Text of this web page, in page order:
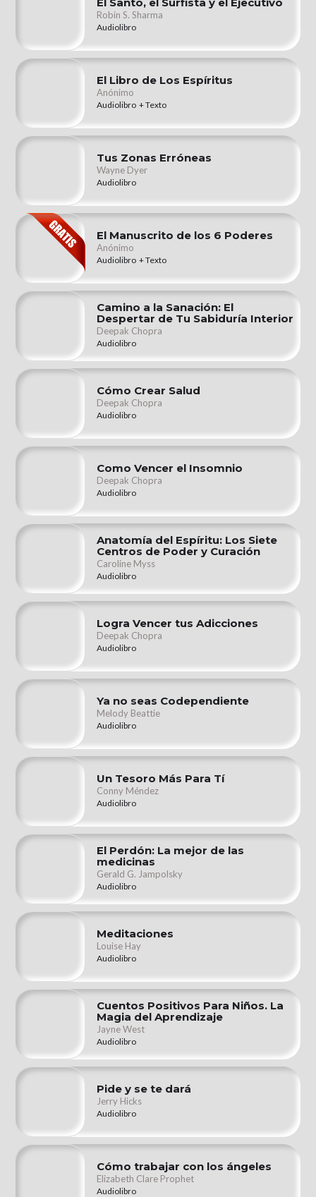
Robin S. Sharma
Audiolibro
El Libro de Los Espíritus
Anónimo
Audiolibro + Texto
Tus Zonas Erróneas
Wayne Dyer
Audiolibro
El Manuscrito de los 6 Poderes
Anónimo
Audiolibro + Texto
Camino a la Sanación: El
Despertar de Tu Sabiduría Interior
Deepak Chopra
Audiolibro
Cómo Crear Salud
Deepak Chopra
Audiolibro
Como Vencer el Insomnio
Deepak Chopra
Audiolibro
Anatomía del Espíritu: Los Siete
Centros de Poder y Curación
Caroline Myss
Audiolibro
Logra Vencer tus Adicciones
Deepak Chopra
Audiolibro
Ya no seas Codependiente
Melody Beattie
Audiolibro
Un Tesoro Más Para Tí
Conny Méndez
Audiolibro
El Perdón: La mejor de las
medicinas
Gerald G. Jampolsky
Audiolibro
Meditaciones
Louise Hay
Audiolibro
Cuentos Positivos Para Niños. La
Magia del Aprendizaje
Jayne West
Audiolibro
Pide y se te dará
Jerry Hicks
Audiolibro
Cómo trabajar con los ángeles
Elizabeth Clare Prophet
Audiolibro